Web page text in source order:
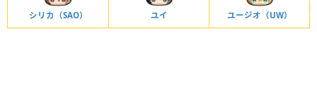
シリカ（SAO） ユイ ユージオ（UW）